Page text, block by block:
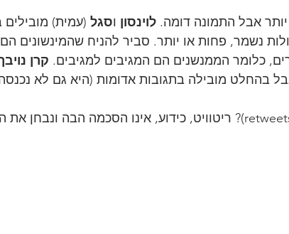
אבל התמונה דומה. לוינסון וסגל (עמית)
נשמר, פחות או יותר. סביר להניח שהמינשונים
קרן
בהחלט מובילה בתגובות אדומות (היא גם לא